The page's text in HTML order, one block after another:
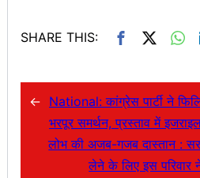
SHARE THIS:
← National: कांग्रेस पार्टी ने
भरपूर समर्थन, प्रस्ताव में
जिक्र तक नहीं
लोभ की अजब-गजब दास्तान :
लेने के लिए इस परिवार